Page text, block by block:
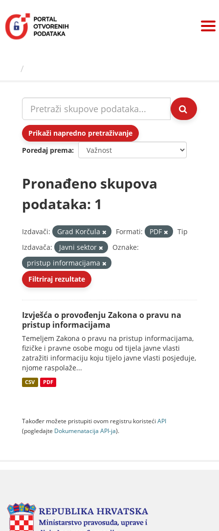
sadržaj
Prikaži napredno pretraživanje
Poredaj prema
Pronađeno skupova
podataka: 1
Izdavači: Grad Korčula Formati: PDF
Tip
Izdavača:
Javni sektor
Oznake:
pristup informacijama
Filtriraj rezultate
Izvješća o provođenju Zakona o pravu na
pristup informacijama
Temeljem Zakona o pravu na pristup informacijama,
fizičke i pravne osobe mogu od tijela javne vlasti
zatražiti informaciju koju tijelo javne vlasti posjeduje,
njome raspolaže...
CSV PDF
Također možete pristupiti ovom registru koristeći API
(pogledajte Dokumenаtаcijа API-jа).